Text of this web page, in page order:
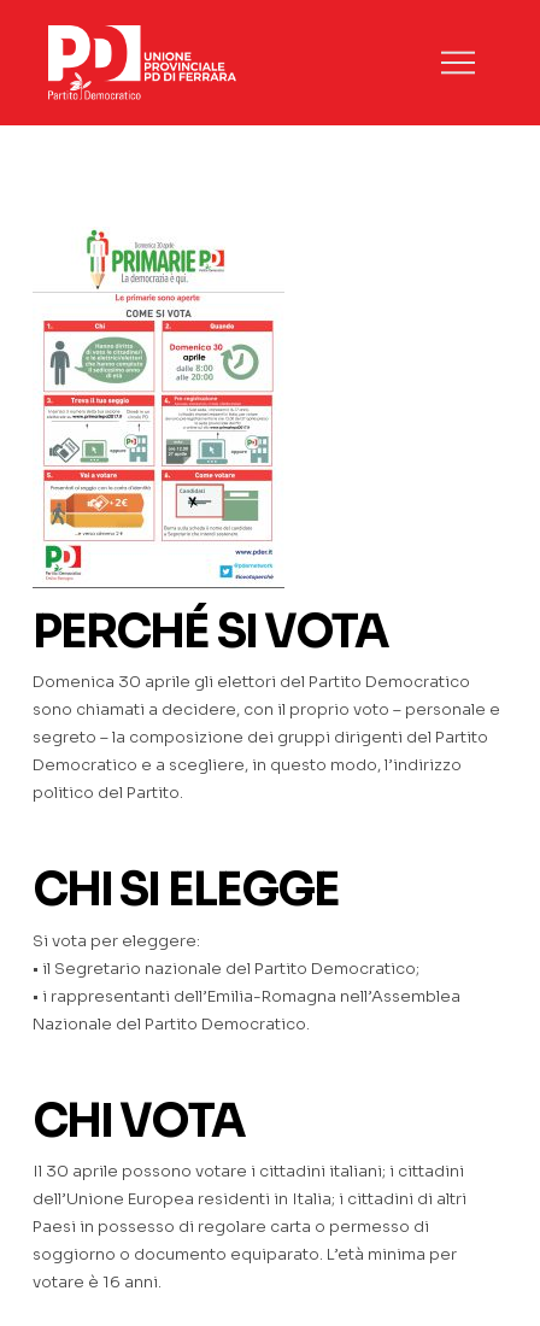
PERCHÉ SI VOTA
Domenica 30 aprile gli elettori del Partito Democratico
sono chiamati a decidere, con il proprio voto – personale e
segreto – la composizione dei gruppi dirigenti del Partito
Democratico e a scegliere, in questo modo, l’indirizzo
politico del Partito.
CHI SI ELEGGE
Si vota per eleggere:
• il Segretario nazionale del Partito Democratico;
• i rappresentanti dell’Emilia-Romagna nell’Assemblea
Nazionale del Partito Democratico.
CHI VOTA
Il 30 aprile possono votare i cittadini italiani; i cittadini
dell’Unione Europea residenti in Italia; i cittadini di altri
Paesi in possesso di regolare carta o permesso di
soggiorno o documento equiparato. L’età minima per
votare è 16 anni.